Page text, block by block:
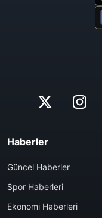
Haberler
Güncel Haberler
Spor Haberleri
Ekonomi Haberleri